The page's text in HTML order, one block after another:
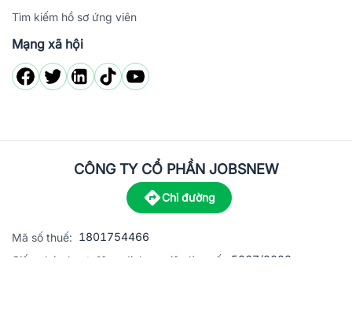
Tìm kiếm hồ sơ ứng viên
Mạng xã hội
CÔNG TY CỔ PHẦN JOBSNEW
Chỉ đường
Mã số thuế: 1801754466
Giấy phép hoạt động dịch vụ việc làm số:
5867/2023